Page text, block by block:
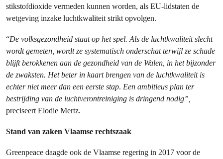
stikstofdioxide vermeden kunnen worden, als EU-lidstaten de
wetgeving inzake luchtkwaliteit strikt opvolgen.
“De volksgezondheid staat op het spel. Als de luchtkwaliteit slecht
wordt gemeten, wordt ze systematisch onderschat terwijl ze schade
blijft berokkenen aan de gezondheid van de Walen, in het bijzonder
de zwaksten. Het beter in kaart brengen van de luchtkwaliteit is
echter niet meer dan een eerste stap. Een ambitieus plan ter
bestrijding van de luchtverontreiniging is dringend nodig”,
preciseert Elodie Mertz.
Stand van zaken Vlaamse rechtszaak
Greenpeace daagde ook de Vlaamse regering in 2017 voor de